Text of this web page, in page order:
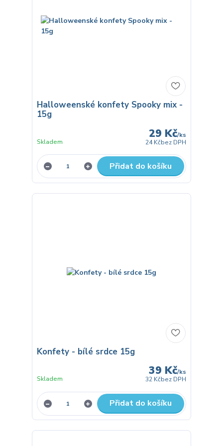
Halloweenské konfety Spooky mix -
15g
29 Kč/ks
24 Kčbez DPH
Skladem
Přidat do košíku
Konfety - bílé srdce 15g
39 Kč/ks
32 Kčbez DPH
Skladem
Přidat do košíku